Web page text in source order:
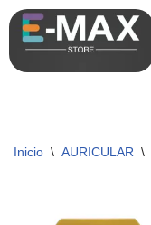
Saltar
al
Inicio \ AURICULAR \